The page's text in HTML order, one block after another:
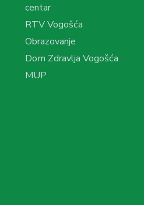
centar
RTV Vogošća
Obrazovanje
Dom Zdravlja Vogošća
MUP